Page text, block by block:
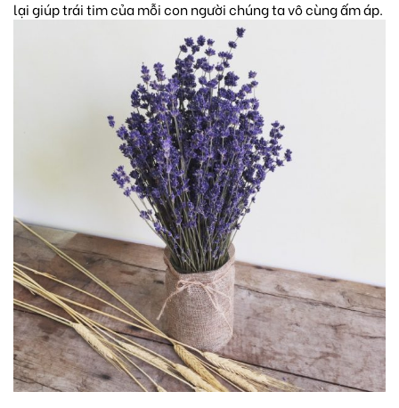
lại giúp trái tim của mỗi con người chúng ta vô cùng ấm áp.